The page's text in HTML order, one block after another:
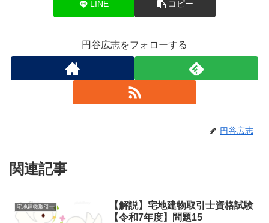
LINE コピー
円谷広志をフォローする
円谷広志
関連記事
宅地建物取引士
【解説】宅地建物取引士資格試験
【令和7年度】問題15